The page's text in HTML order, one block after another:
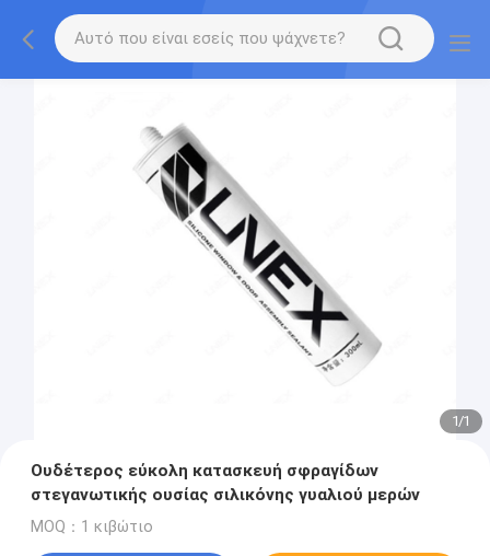
1/1
Ουδέτερος εύκολη κατασκευή σφραγίδων
στεγανωτικής ουσίας σιλικόνης γυαλιού μερών
MOQ：1 κιβώτιο